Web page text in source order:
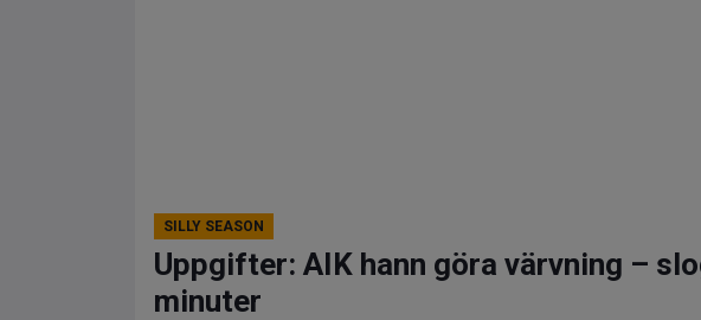
SILLY SEASON
Uppgifter: AIK hann göra värvning –
minuter